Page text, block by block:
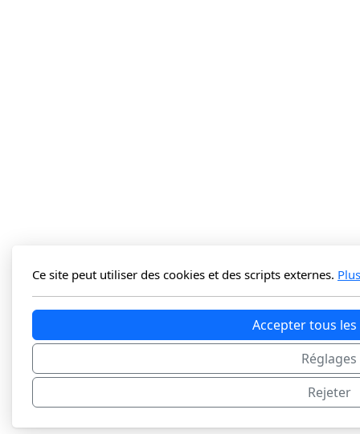
Ce site peut utiliser des cookies et des scripts externes.
Accepter tous
Réglages
Rejeter